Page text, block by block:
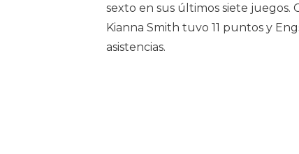
sexto en sus últimos siete juegos.
Kianna Smith tuvo 11 puntos y
asistencias.